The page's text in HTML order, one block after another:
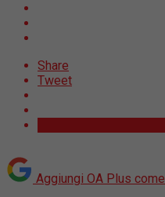
Share
Tweet
Aggiungi OA Plus come